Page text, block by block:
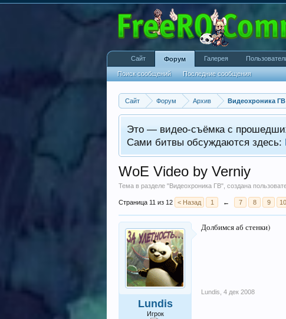
Сайт Форум Архив Видеохроника ГВ
Это — видео-съёмка с
Сами битвы обсуждаются здесь:
WoE Video by Verniy
Тема в разделе "Видеохроника ГВ", создана
Страница 11 из 12 < Назад 1 ← 7 8 9 10
Lundis
Игрок
Долбимся аб стенки)
Lundis 4 дек 2008
Сайт Форум
Поиск сообщений Последние сообщения
Галерея